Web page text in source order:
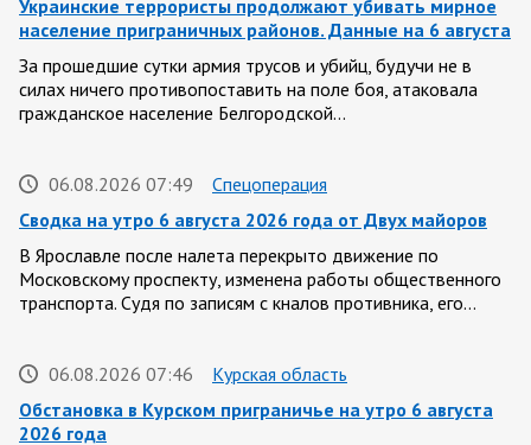
Украинские террористы продолжают убивать мирное
население приграничных районов. Данные на 6 августа
За прошедшие сутки армия трусов и убийц, будучи не в
силах ничего противопоставить на поле боя, атаковала
гражданское население Белгородской…
06.08.2026 07:49
Спецоперация
Сводка на утро 6 августа 2026 года от Двух майоров
В Ярославле после налета перекрыто движение по
Московскому проспекту, изменена работы общественного
транспорта. Судя по записям с кналов противника, его…
06.08.2026 07:46
Курская область
Обстановка в Курском приграничье на утро 6 августа
2026 года